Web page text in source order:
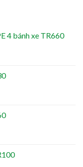
4 bánh xe TR660